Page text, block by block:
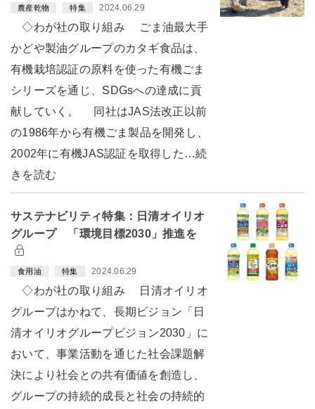
農産乾物 特集 2024.06.29
◇わが社の取り組み ごま油最大手
かどや製油グループのカタギ食品は、
有機栽培認証の原料を使った有機ごま
シリーズを通じ、SDGsへの達成に貢
献していく。 同社はJAS法改正以前
の1986年から有機ごま製品を開発し、
2002年に有機JAS認証を取得した…続
きを読む
サステナビリティ特集：日清オイリオ
グループ 「環境目標2030」推進を
食用油 特集 2024.06.29
◇わが社の取り組み 日清オイリオ
グループはかねて、長期ビジョン「日
清オイリオグループビジョン2030」に
おいて、事業活動を通じた社会課題解
決により社会との共有価値を創造し、
グループの持続的成長と社会の持続的